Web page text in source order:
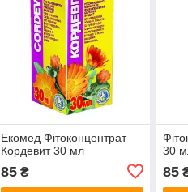
Екомед Фітоконцентрат
Кордевит 30 мл
85₴
30
85